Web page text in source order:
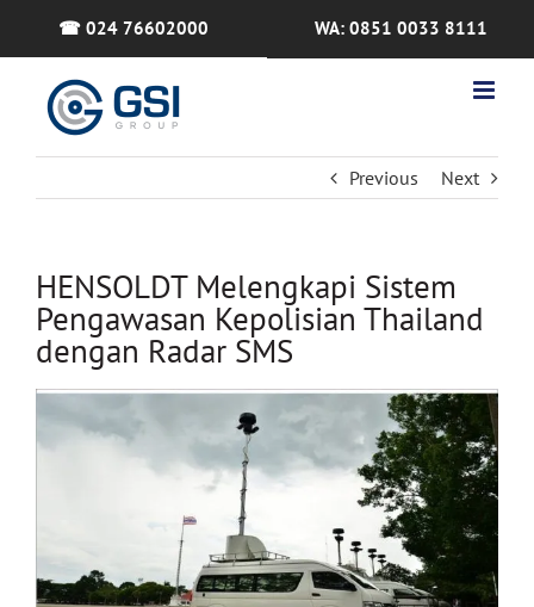
☎ 024 76602000 WA: 0851 0033 8111
Previous Next
HENSOLDT Melengkapi Sistem
Pengawasan Kepolisian Thailand
dengan Radar SMS